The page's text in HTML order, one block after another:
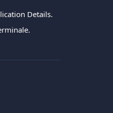
Details.